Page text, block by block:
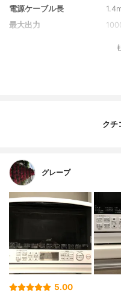
電源ケーブル長
最大出力
クチ
グレープ
5.00